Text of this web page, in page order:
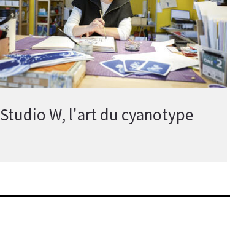
Studio W, l'art du cyanotype